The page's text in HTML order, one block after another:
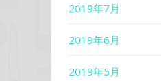
2019年7月
2019年6月
2019年5月